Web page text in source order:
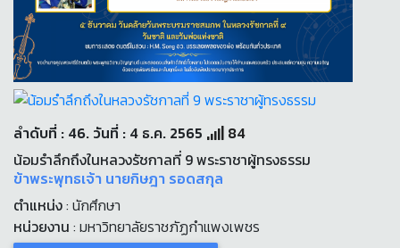
ลำดับที่ : 46. วันที่ : 4 ธ.ค. 2565
84
น้อมรำลึกถึงในหลวงรัชกาลที่ 9 พระราชาผู้ทรงธรรม
ข้าพระพุทธเจ้า นายกิษฎา รอดสกุล
ตำแหน่ง: นักศึกษา
หน่วยงาน : มหาวิทยาลัยราชภัฏกำแพงเพชร